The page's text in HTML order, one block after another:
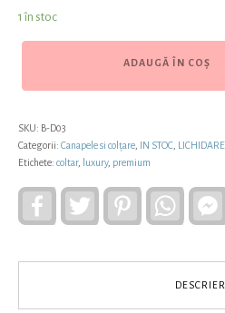
1 în stoc
ADAUGĂ ÎN COȘ
SKU: B-D03
Categorii: Canapele si colțare IN STOC
Etichete: coltar, luxury, premium
FacebookTwitter Pinterest